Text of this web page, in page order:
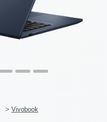
> Vivobook